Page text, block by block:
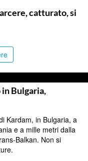
catturato, si
Bulgaria,
Kardam, in Bulgaria, a
e a mille metri dalla
Balkan. Non si